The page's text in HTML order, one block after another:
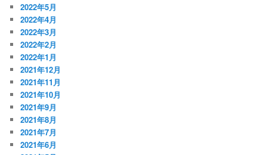
2022年5月
2022年4月
2022年3月
2022年2月
2022年1月
2021年12月
2021年11月
2021年10月
2021年9月
2021年8月
2021年7月
2021年6月